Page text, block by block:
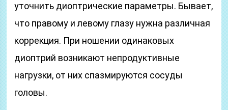
уточнить диоптрические параметры. Бывает,
что правому и левому глазу нужна различная
коррекция. При ношении одинаковых
диоптрий возникают непродуктивные
нагрузки, от них спазмируются сосуды
головы.